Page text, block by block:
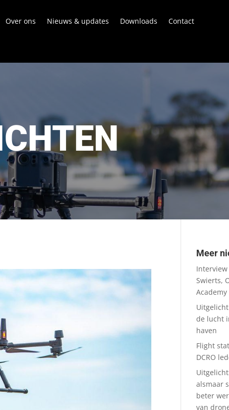
Over ons Nieuws & updates Downloads Contact
Meer
Swierts,
Academy
de lucht
haven
Flight
DCRO
alsmaar
beter
van